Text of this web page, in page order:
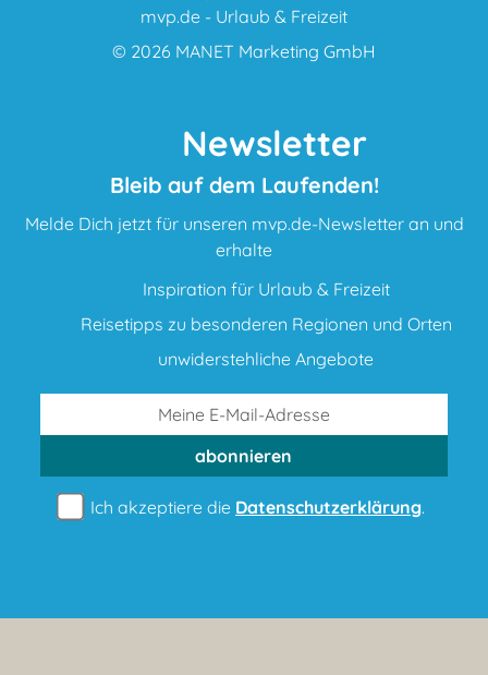
mvp.de - Urlaub & Freizeit
© 2026 MANET Marketing GmbH
Newsletter
Bleib auf dem Laufenden!
Melde Dich jetzt für unseren mvp.de-Newsletter an und
erhalte
Inspiration für Urlaub & Freizeit
Reisetipps zu besonderen Regionen und Orten
unwiderstehliche Angebote
abonnieren
Ich akzeptiere die Datenschutzerklärung.